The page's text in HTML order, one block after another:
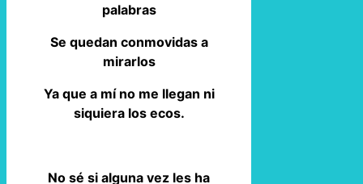
palabras
Se quedan conmovidas a
mirarlos
Ya que a mí no me llegan ni
siquiera los ecos.
No sé si alguna vez les ha